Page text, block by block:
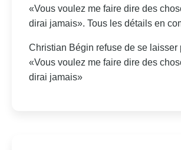
«Vous voulez me faire dire des
dirai jamais». Tous les détails en
Christian Bégin refuse de se laisser
«Vous voulez me faire dire des
dirai jamais»